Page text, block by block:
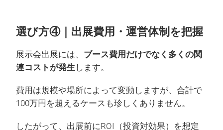
選び方④｜出展費用・運営体制を把握
展示会出展には、 ブース費用だけでなく多くの関
連コストが発生します。
費用は規模や場所によって変動しますが、合計で
100万円を超えるケースも珍しくありません。
したがって、出展前にROI（投資対効果）を想定